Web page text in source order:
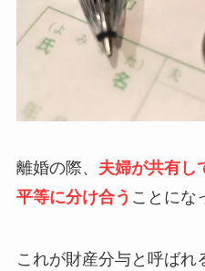
離婚の際、 夫婦が共有し
平等に分け合う ことにな
これが財産分与と呼ばれ